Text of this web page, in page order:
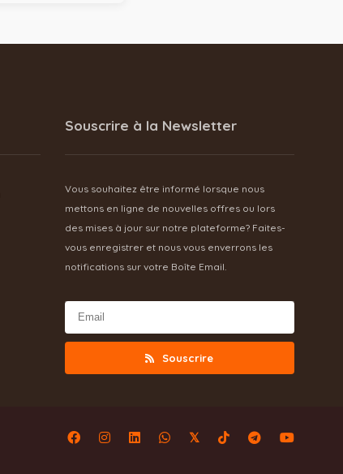
Souscrire à la Newsletter
Vous souhaitez être informé lorsque nous
mettons en ligne de nouvelles offres ou lors
des mises à jour sur notre plateforme? Faites-
vous enregistrer et nous vous enverrons les
notifications sur votre Boîte Email.
Souscrire
𝕏